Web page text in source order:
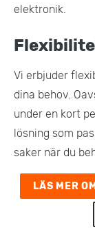
elektronik.
Vi erbjuder
dina behov.
under en kort
lösning som
saker när du
LÄS MER